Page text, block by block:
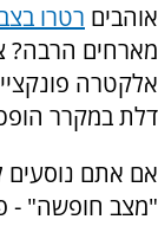
אוהבים רטרו
מארחים הרבה?
אלקטרה
דלת במקרר
אם אתם נוסעים
"מצב חופשה" -